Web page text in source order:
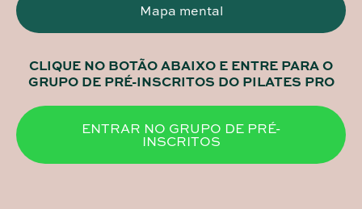
Mapa mental
CLIQUE NO BOTÃO ABAIXO E ENTRE PARA O
GRUPO DE PRÉ-INSCRITOS DO PILATES PRO
ENTRAR NO GRUPO DE PRÉ-
INSCRITOS